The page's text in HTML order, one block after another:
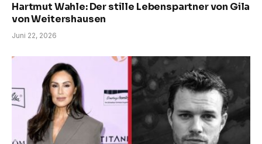
Hartmut Wahle: Der stille Lebenspartner von Gila
von Weitershausen
Juni 22, 2026